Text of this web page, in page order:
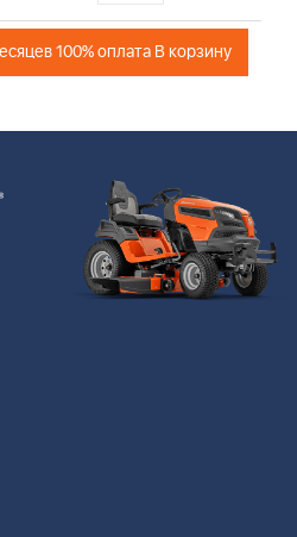
100% оплата В корзину